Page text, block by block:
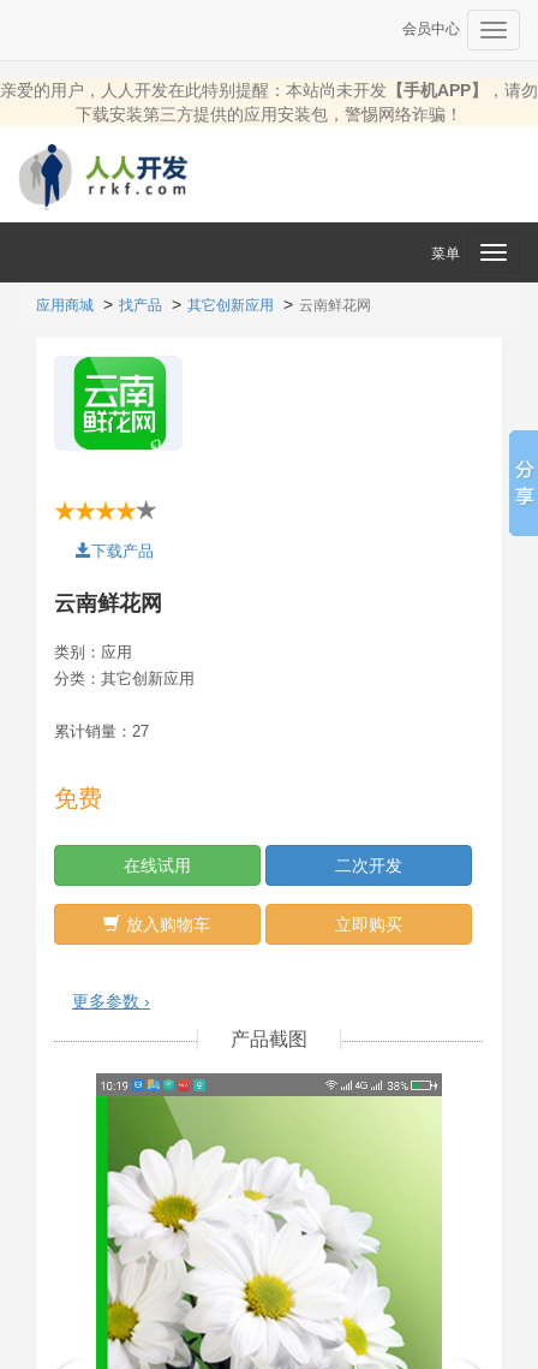
会员中心
亲爱的用户，人人开发在此特别提醒：本站尚未开发 【手机APP】
，请勿
下载安装第三方提供的应用安装包，警惕网络诈骗！
菜单
应用商城 找产品 其它创新应用 云南鲜花网
下载产品
云南鲜花网
类别： 应用
分类： 其它创新应用
累计销量： 27
免费
在线试用 二次开发
放入购物车 立即购买
更多参数 ›
产品截图